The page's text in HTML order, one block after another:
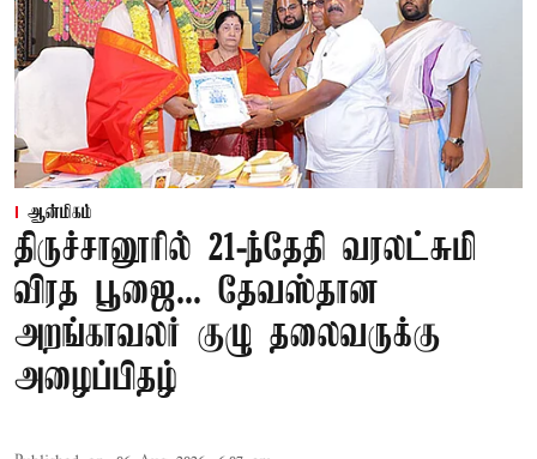
ஆன்மிகம்
திருச்சானூரில் 21-ந்தேதி வரலட்சுமி
விரத பூஜை... தேவஸ்தான
அறங்காவலர் குழு தலைவருக்கு
அழைப்பிதழ்